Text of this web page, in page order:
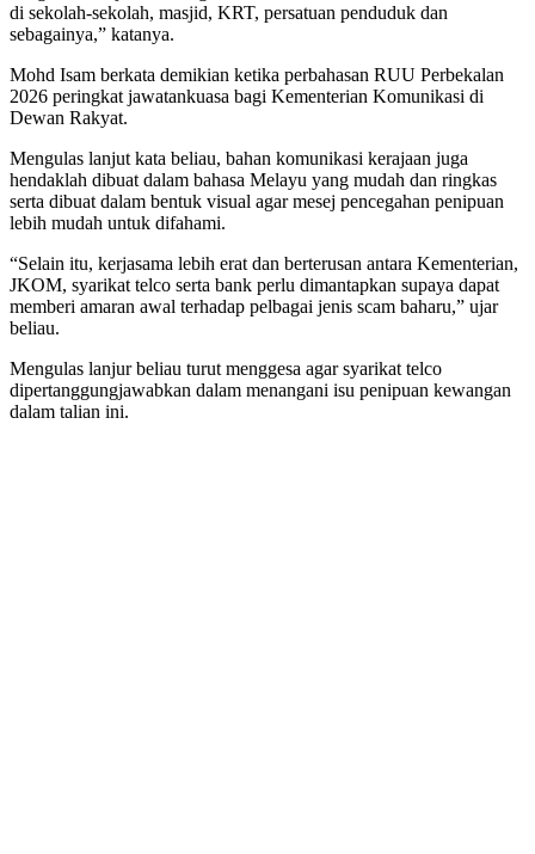
di sekolah-sekolah, masjid, KRT, persatuan penduduk dan
sebagainya,” katanya.
Mohd Isam berkata demikian ketika perbahasan RUU Perbekalan
2026 peringkat jawatankuasa bagi Kementerian Komunikasi di
Dewan Rakyat.
Mengulas lanjut kata beliau, bahan komunikasi kerajaan juga
hendaklah dibuat dalam bahasa Melayu yang mudah dan ringkas
serta dibuat dalam bentuk visual agar mesej pencegahan penipuan
lebih mudah untuk difahami.
“Selain itu, kerjasama lebih erat dan berterusan antara Kementerian,
JKOM, syarikat telco serta bank perlu dimantapkan supaya dapat
memberi amaran awal terhadap pelbagai jenis scam baharu,” ujar
beliau.
Mengulas lanjur beliau turut menggesa agar syarikat telco
dipertanggungjawabkan dalam menangani isu penipuan kewangan
dalam talian ini.